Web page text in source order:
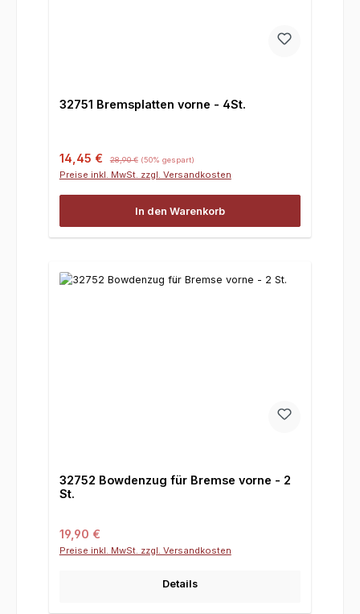
32751 Bremsplatten vorne - 4St.
Verkaufspreis:
14,45 € Regulärer Preis:
28,90 € (50% gespart)
Preise inkl. MwSt. zzgl. Versandkosten
In den Warenkorb
32752 Bowdenzug für Bremse vorne - 2
St.
Regulärer Preis:
19,90 €
Preise inkl. MwSt. zzgl. Versandkosten
Details